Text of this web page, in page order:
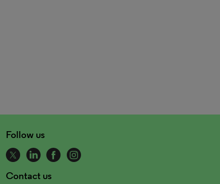
Follow us
Contact us